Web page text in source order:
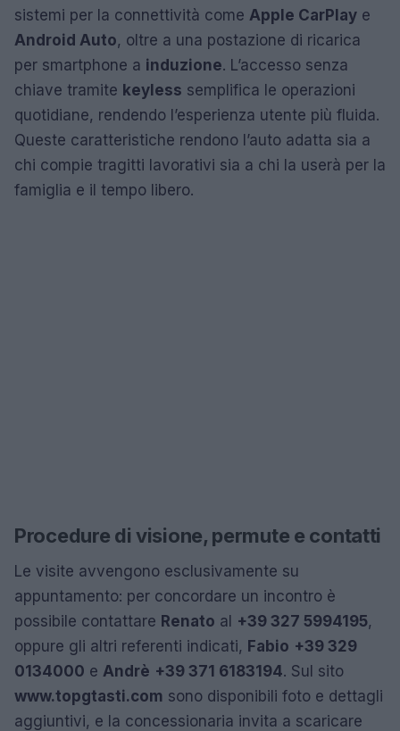
sistemi per la connettività come Apple CarPlay e
Android Auto, oltre a una postazione di ricarica
per smartphone a induzione. L’accesso senza
chiave tramite keyless semplifica le operazioni
quotidiane, rendendo l’esperienza utente più fluida.
Queste caratteristiche rendono l’auto adatta sia a
chi compie tragitti lavorativi sia a chi la userà per la
famiglia e il tempo libero.
Procedure di visione, permute e contatti
Le visite avvengono esclusivamente su
appuntamento: per concordare un incontro è
possibile contattare Renato al +39 327 5994195,
oppure gli altri referenti indicati, Fabio +39 329
0134000 e Andrè +39 371 6183194. Sul sito
www.topgtasti.com sono disponibili foto e dettagli
aggiuntivi, e la concessionaria invita a scaricare